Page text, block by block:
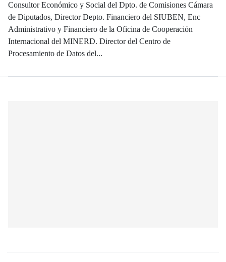
Consultor Económico y Social del Dpto. de Comisiones Cámara
de Diputados, Director Depto. Financiero del SIUBEN, Enc
Administrativo y Financiero de la Oficina de Cooperación
Internacional del MINERD. Director del Centro de
Procesamiento de Datos del...